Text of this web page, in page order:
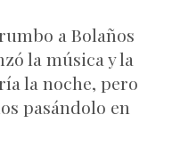
a Bolaños
la música y la
la noche, pero
pasándolo en